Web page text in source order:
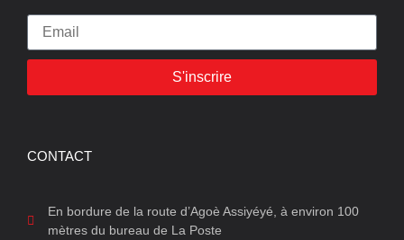
S'inscrire
CONTACT
En bordure de la route d’Agoè Assiyéyé, à environ 100
mètres du bureau de La Poste